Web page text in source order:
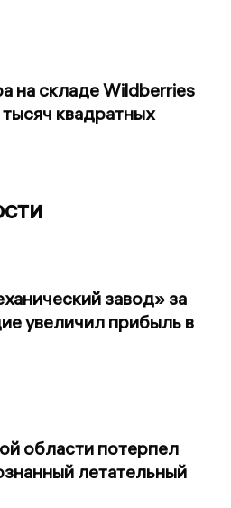
на складе Wildberries
квадратных
завод» за
увеличил прибыль в
области потерпел
летательный